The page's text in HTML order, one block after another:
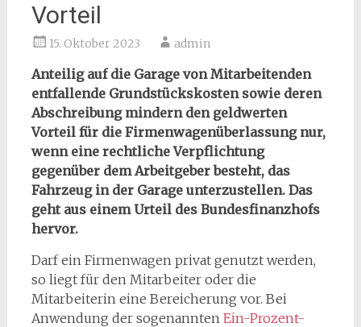
Vorteil
15. Oktober 2023 admin
Anteilig auf die Garage von Mitarbeitenden
entfallende Grundstückskosten sowie deren
Abschreibung mindern den geldwerten
Vorteil für die Firmenwagenüberlassung nur,
wenn eine rechtliche Verpflichtung
gegenüber dem Arbeitgeber besteht, das
Fahrzeug in der Garage unterzustellen. Das
geht aus einem Urteil des Bundesfinanzhofs
hervor.
Darf ein Firmenwagen privat genutzt werden,
so liegt für den Mitarbeiter oder die
Mitarbeiterin eine Bereicherung vor. Bei
Anwendung der sogenannten Ein-Prozent-